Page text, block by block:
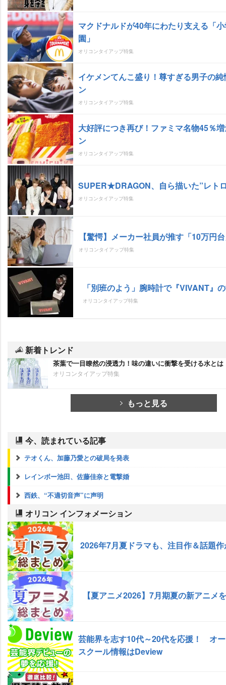
マクドナルドが40年にわたり支える「
園」
オリコンタイアップ特集
イケメンてんこ盛り！尊すぎる男子の
ン
オリコンタイアップ特集
大好評につき再び！ファミマ名物45％
ン
オリコンタイアップ特集
SUPER★DRAGON、自ら描いた”レト
オリコンタイアップ特集
【驚愕】メーカー社員が推す「10万円
オリコンタイアップ特集
「別班のよう」腕時計で『VIVANT』
オリコンタイアップ特集
新着トレンド
茶葉で一目瞭然の浸透力！味の違いに衝撃を受ける水とは
オリコンタイアップ特集
もっと見る
今、読まれている記事
テオくん、加藤乃愛との破局を発表
レインボー池田、佐藤佳奈と電撃婚
西鉄、“不適切音声”に声明
オリコン インフォメーション
2026年7月夏ドラマも、注目作＆話題
【夏アニメ2026】7月期夏の新アニメ
芸能界を志す10代～20代を応援！ オ
スクール情報はDeview